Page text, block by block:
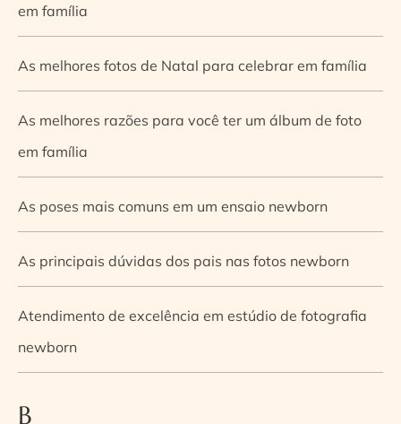
em família
As melhores fotos de Natal para celebrar em família
As melhores razões para você ter um álbum de foto
em família
As poses mais comuns em um ensaio newborn
As principais dúvidas dos pais nas fotos newborn
Atendimento de excelência em estúdio de fotografia
newborn
B